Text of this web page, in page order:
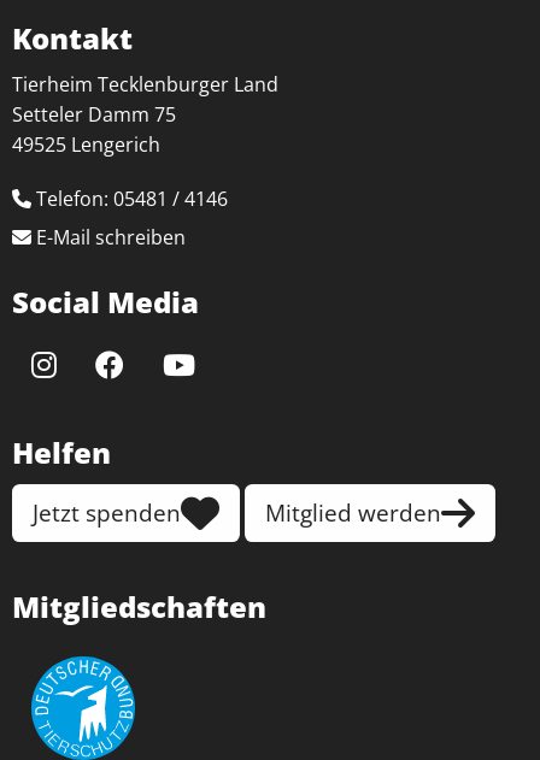
Kontakt
Tierheim Tecklenburger Land
Setteler Damm 75
49525 Lengerich
Telefon: 05481 / 4146
E-Mail schreiben
Social Media
Helfen
Jetzt spenden Mitglied werden
Mitgliedschaften